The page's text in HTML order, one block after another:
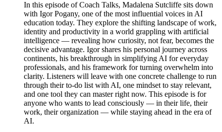
In this episode of Coach Talks, Madalena Sutcliffe sits down
with Igor Pogany, one of the most influential voices in AI
education today. They explore the shifting landscape of work,
identity and productivity in a world grappling with artificial
intelligence — revealing how curiosity, not fear, becomes the
decisive advantage. Igor shares his personal journey across
continents, his breakthrough in simplifying AI for everyday
professionals, and his framework for turning overwhelm into
clarity. Listeners will leave with one concrete challenge to run
through their to-do list with AI, one mindset to stay relevant,
and one tool they can master right now. This episode is for
anyone who wants to lead consciously — in their life, their
work, their organization — while staying ahead in the era of
AI.